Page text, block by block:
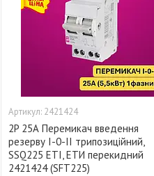
2421424
2P 25А Перемикач введення
резерву I-0-II трипозиційний,
SSQ225 ETI, ЕТИ перекидний
2421424 (SFT225)